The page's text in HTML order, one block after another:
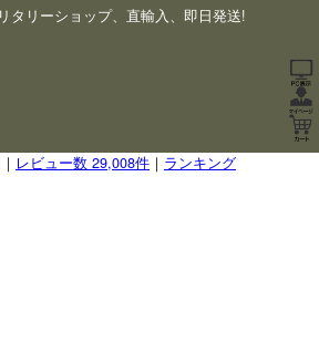
タリーショップ、直輸入、即日発送!
レビュー数 29,008件 ｜ ランキング